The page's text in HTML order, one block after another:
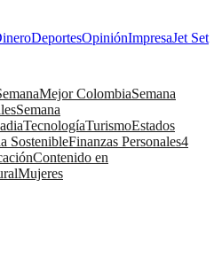
DeportesOpiniónImpresaJet Set
Mejor ColombiaSemana
Semana
TecnologíaTurismoEstados
SostenibleFinanzas Personales4
Contenido en
Mujeres